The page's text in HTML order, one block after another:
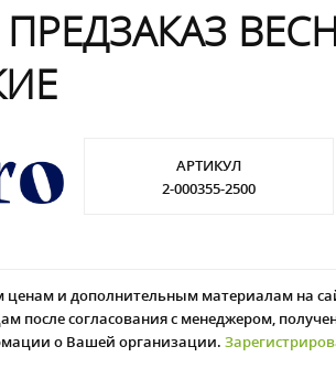
АРТИКУЛ
2-000355-2500
ценам и дополнительным материалам на
после согласования с менеджером,
о Вашей организации.